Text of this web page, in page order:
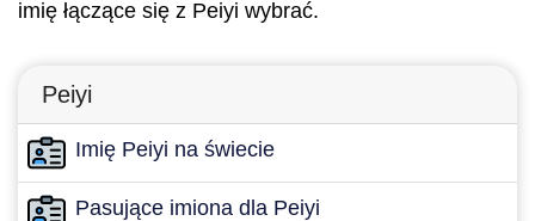
imię łączące się z Peiyi wybrać.
Peiyi
Imię Peiyi na świecie
Pasujące imiona dla Peiyi